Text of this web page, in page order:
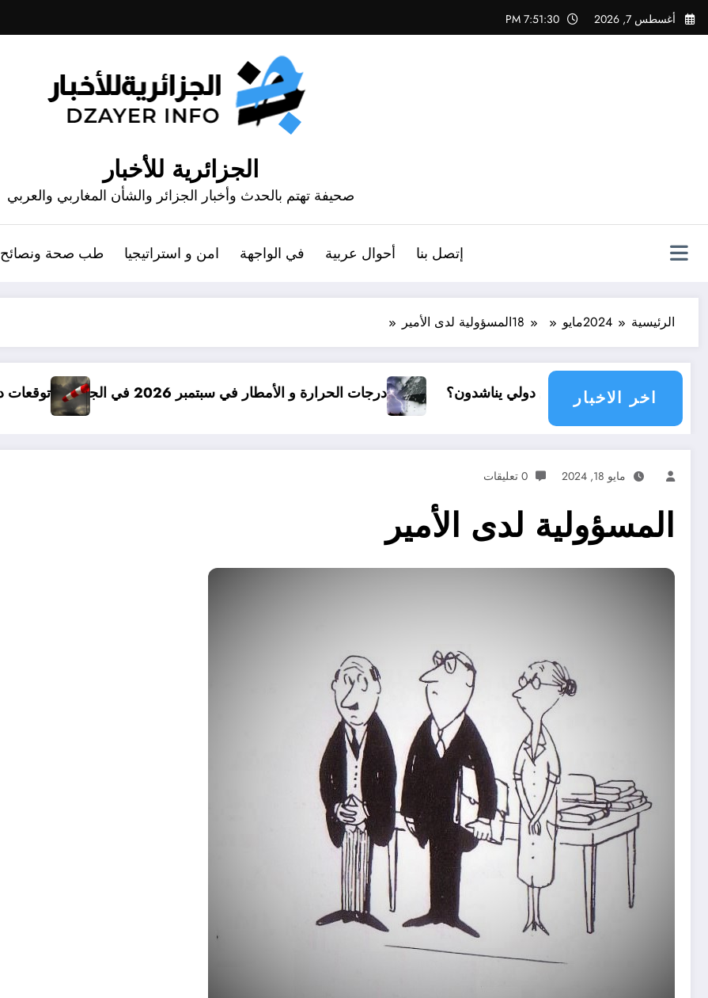
التجاوز
إلى
أغسطس 7, 2026 7:51:31 PM
الجزائرية للأخبار
صحيفة تهتم بالحدث وأخبار الجزائر والشأن المغاربي والعربي
إتصل بنا أحوال عربية في الواجهة امن و استراتيجيا طب صحة ونصائح
الرئيسية 2024مايو 18المسؤولية لدى الأمير
اخر الاخبار
دولي يناشدون؟ درجات الحرارة و الأمطار في سبتمبر 2026 في الجزائر توقعات درجات الحرارة في خريف 2026 في الجزائر
مايو 18, 2024 0 تعليقات
المسؤولية لدى الأمير